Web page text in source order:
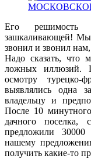
Его решимость
зашкаливающей!
звонил и звонил
Надо сказать,
ложных иллюзий.
осмотру турецко-
выявлялись одна
владельцу и
После 10
дачного поселка,
предложили
нашему
получить какие-то